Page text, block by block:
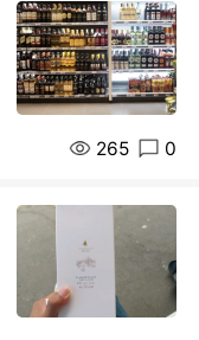
265 0